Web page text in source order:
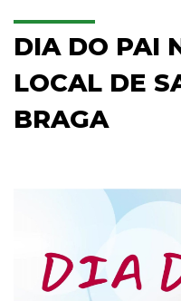
DIA DO PAI
LOCAL DE
BRAGA